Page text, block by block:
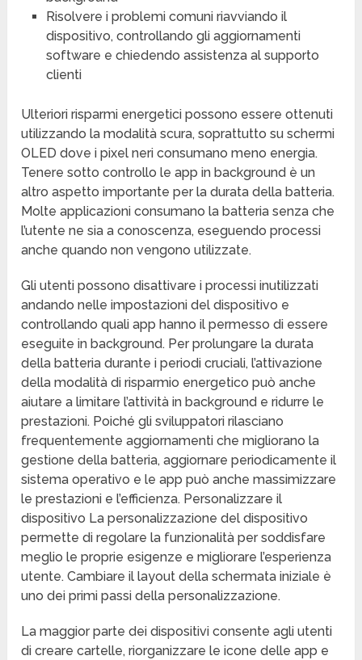
Risolvere i problemi comuni riavviando il
dispositivo, controllando gli aggiornamenti
software e chiedendo assistenza al supporto
clienti
Ulteriori risparmi energetici possono essere ottenuti
utilizzando la modalità scura, soprattutto su schermi
OLED dove i pixel neri consumano meno energia.
Tenere sotto controllo le app in background è un
altro aspetto importante per la durata della batteria.
Molte applicazioni consumano la batteria senza che
l’utente ne sia a conoscenza, eseguendo processi
anche quando non vengono utilizzate.
Gli utenti possono disattivare i processi inutilizzati
andando nelle impostazioni del dispositivo e
controllando quali app hanno il permesso di essere
eseguite in background. Per prolungare la durata
della batteria durante i periodi cruciali, l’attivazione
della modalità di risparmio energetico può anche
aiutare a limitare l’attività in background e ridurre le
prestazioni. Poiché gli sviluppatori rilasciano
frequentemente aggiornamenti che migliorano la
gestione della batteria, aggiornare periodicamente il
sistema operativo e le app può anche massimizzare
le prestazioni e l’efficienza. Personalizzare il
dispositivo La personalizzazione del dispositivo
permette di regolare la funzionalità per soddisfare
meglio le proprie esigenze e migliorare l’esperienza
utente. Cambiare il layout della schermata iniziale è
uno dei primi passi della personalizzazione.
La maggior parte dei dispositivi consente agli utenti
di creare cartelle, riorganizzare le icone delle app e